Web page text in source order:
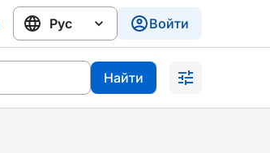
Войти
Найти